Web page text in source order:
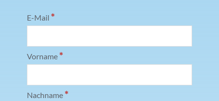
E-Mail *
Vorname *
Nachname *